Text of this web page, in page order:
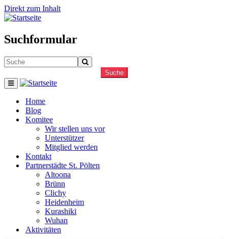
Direkt zum Inhalt
Suchformular
Suche
Home
Blog
Komitee
Wir stellen uns vor
Unterstützer
Mitglied werden
Kontakt
Partnerstädte St. Pölten
Altoona
Brünn
Clichy
Heidenheim
Kurashiki
Wuhan
Aktivitäten